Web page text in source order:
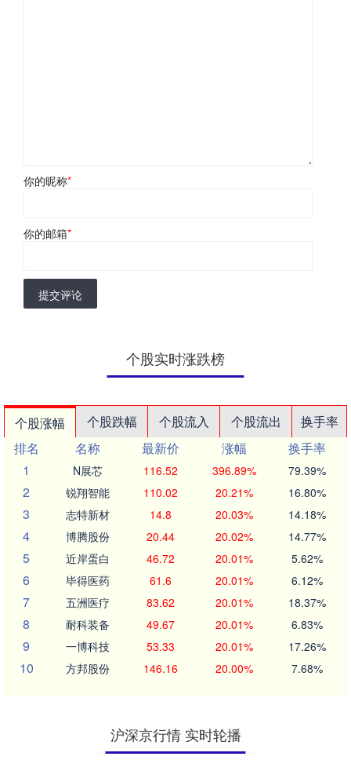
你的昵称*
你的邮箱*
提交评论
个股实时涨跌榜
个股涨幅 个股跌幅 个股流入 个股流出
换手率
排名
名称 最新价 涨幅
换手率
1
N展芯 116.52 396.89% 79.39%
2 锐翔智能 110.02 20.21% 16.80%
3 志特新材 14.8 20.03% 14.18%
4 博腾股份 20.44 20.02% 14.77%
5 近岸蛋白 46.72 20.01% 5.62%
6 毕得医药 61.6 20.01% 6.12%
7 五洲医疗 83.62 20.01% 18.37%
8 耐科装备 49.67 20.01% 6.83%
9 一博科技 53.33 20.01% 17.26%
10 方邦股份 146.16 20.00% 7.68%
沪深京行情 实时轮播